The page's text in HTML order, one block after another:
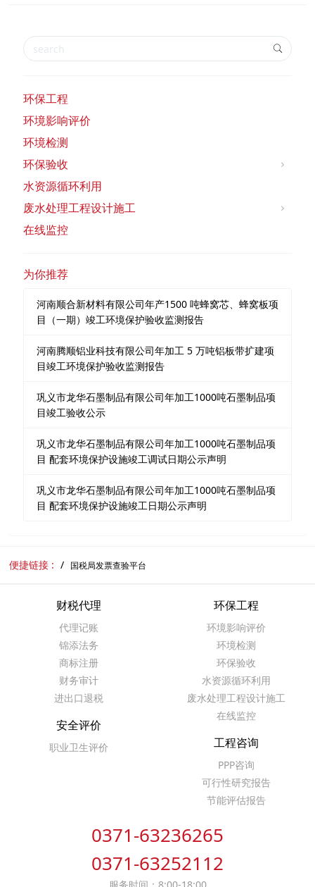
环保工程
环境影响评价
环境检测
环保验收
水资源循环利用
废水处理工程设计施工
在线监控
为你推荐
河南顺合新材料有限公司年产1500 吨蜂窝芯、蜂窝板项
目（一期）竣工环境保护验收监测报告
河南腾顺铝业科技有限公司年加工 5 万吨铝板带扩建项
目竣工环境保护验收监测报告
巩义市龙华石墨制品有限公司年加工1000吨石墨制品项
目竣工验收公示
巩义市龙华石墨制品有限公司年加工1000吨石墨制品项
目 配套环境保护设施竣工调试日期公示声明
巩义市龙华石墨制品有限公司年加工1000吨石墨制品项
目 配套环境保护设施竣工日期公示声明
便捷链接 : 国税局发票查验平台
财税代理
代理记账
锦添法务
商标注册
财务审计
进出口退税
环保工程
环境影响评价
环境检测
环保验收
水资源循环利用
废水处理工程设计施工
在线监控
安全评价
职业卫生评价 工程咨询
PPP咨询
可行性研究报告
节能评估报告
0371-63236265
0371-63252112